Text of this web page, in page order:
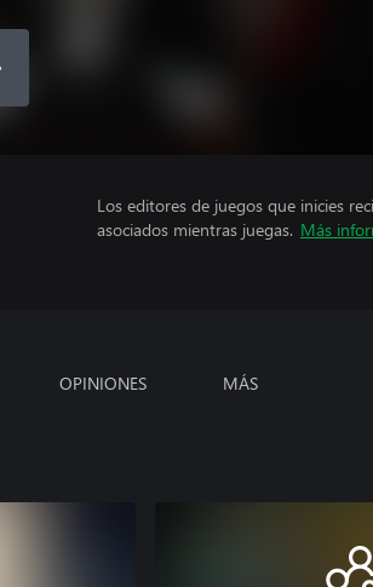
Los editores de juegos que inicies
asociados mientras juegas. Más
OPINIONES MÁS